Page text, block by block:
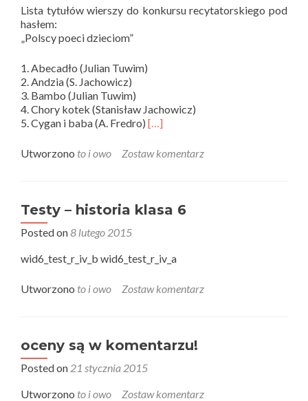
Lista tytułów wierszy do konkursu recytatorskiego pod
hasłem:
„Polscy poeci dzieciom”
1. Abecadło (Julian Tuwim)
2. Andzia (S. Jachowicz)
3. Bambo (Julian Tuwim)
4. Chory kotek (Stanisław Jachowicz)
5. Cygan i baba (A. Fredro) […]
Utworzono to i owo Zostaw komentarz
Testy – historia klasa 6
Posted on8 lutego 2015
wid6_test_r_iv_b wid6_test_r_iv_a
Utworzono to i owo Zostaw komentarz
oceny są w komentarzu!
Posted on 21 stycznia 2015
Utworzono to i owo Zostaw komentarz